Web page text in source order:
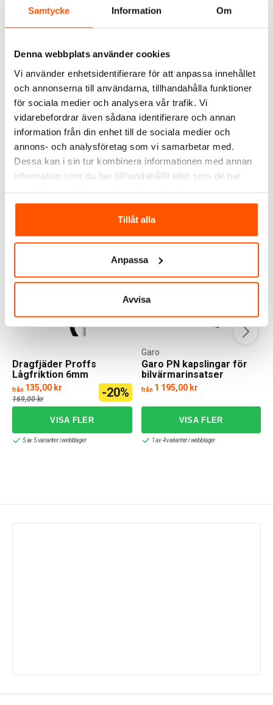
Samtycke Information Om
Denna webbplats använder cookies
Vi använder enhetsidentifierare för att anpassa innehållet
och annonserna till användarna, tillhandahålla funktioner
för sociala medier och analysera vår trafik. Vi
vidarebefordrar även sådana identifierare och annan
information från din enhet till de sociala medier och
annons- och analysföretag som vi samarbetar med.
Dessa kan i sin tur kombinera informationen med annan
information som du har tillhandahållit eller som de har
Tillåt alla
Anpassa
Avvisa
Garo Vägguttag med
Garo
304,98 kr
Skickas inom 4-5 arbetsdagar
Garo Monteringsplåt LEX
Garo
425,00 kr
Skickas inom 4-5 arbetsdagar
ANDRA KUNDER KÖPTE ÄVEN
Dragfjäder Proffs
Lågfriktion 6mm
från 135,00 kr
169,00 kr -20%
5 av 5 varianter i webblager
Garo PN kapslingar för
bilvärmarinsatser
Garo
från 1 195,00 kr
1 av 4 varianter i webblager